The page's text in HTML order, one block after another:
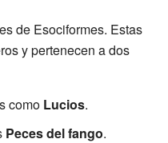
de Esociformes. Estas
y pertenecen a dos
como Lucios.
Peces del fango.